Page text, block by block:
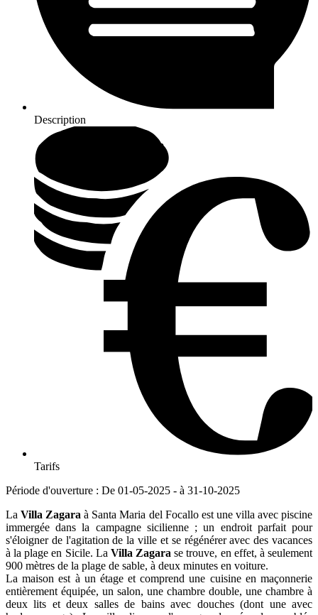
Description
Tarifs
Période d'ouverture : De 01-05-2025 - à 31-10-2025
La Villa Zagara à Santa Maria del Focallo est une villa avec piscine
immergée dans la campagne sicilienne ; un endroit parfait pour
s'éloigner de l'agitation de la ville et se régénérer avec des vacances
à la plage en Sicile. La Villa Zagara se trouve, en effet, à seulement
900 mètres de la plage de sable, à deux minutes en voiture.
La maison est à un étage et comprend une cuisine en maçonnerie
entièrement équipée, un salon, une chambre double, une chambre à
deux lits et deux salles de bains avec douches (dont une avec